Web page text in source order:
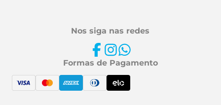
Nos siga nas redes
Formas de Pagamento